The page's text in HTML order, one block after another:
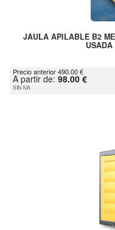
JAULA APILABLE B2
Precio anterior 490.00 €
A partir de: 98.00 €
SIN IVA